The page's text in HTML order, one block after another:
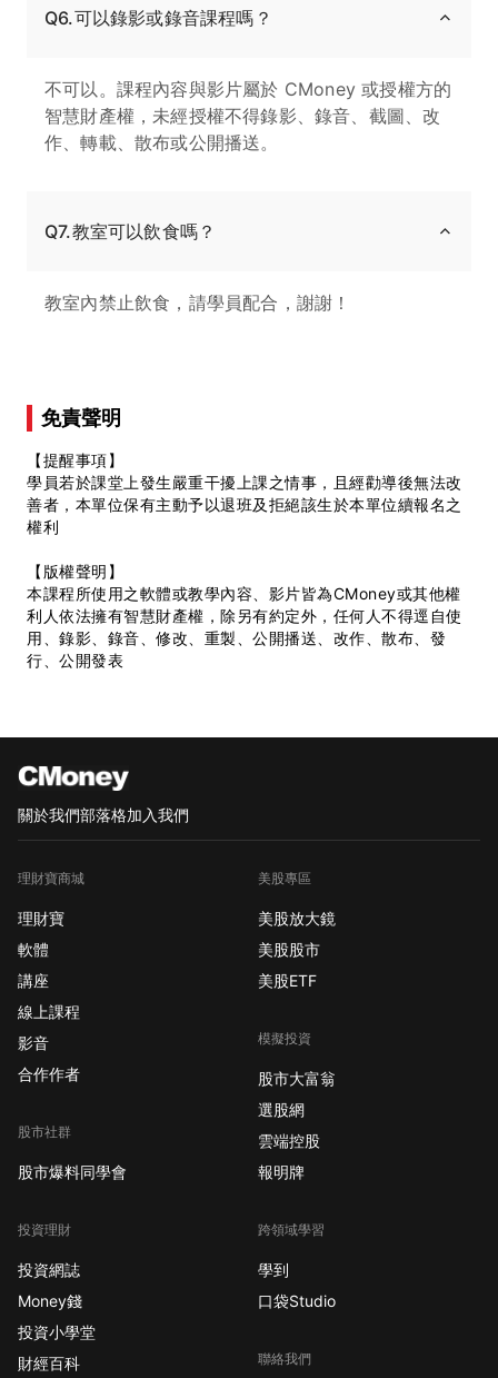
Q6.可以錄影或錄音課程嗎？
不可以。課程內容與影片屬於 CMoney 或授權方的
智慧財產權，未經授權不得錄影、錄音、截圖、改
作、轉載、散布或公開播送。
Q7.教室可以飲食嗎？
教室內禁止飲食，請學員配合，謝謝！
免責聲明
【提醒事項】
學員若於課堂上發生嚴重干擾上課之情事，且經勸導後無法改
善者，本單位保有主動予以退班及拒絕該生於本單位續報名之
權利
【版權聲明】
本課程所使用之軟體或教學內容、影片皆為CMoney或其他權
利人依法擁有智慧財產權，除另有約定外，任何人不得逕自使
用、錄影、錄音、修改、重製、公開播送、改作、散布、發
行、公開發表
關於我們部落格加入我們
理財寶商城
理財寶
軟體
講座
線上課程
影音
合作作者
股市社群
股市爆料同學會
投資理財
投資網誌
Money錢
投資小學堂
財經百科
美股專區
美股放大鏡
美股股市
美股ETF
模擬投資
股市大富翁
選股網
雲端控股
報明牌
跨領域學習
學到
口袋Studio
聯絡我們